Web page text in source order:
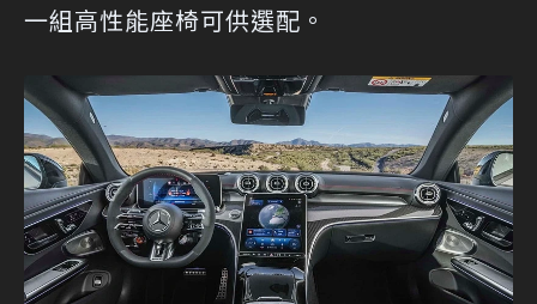
一組高性能座椅可供選配。